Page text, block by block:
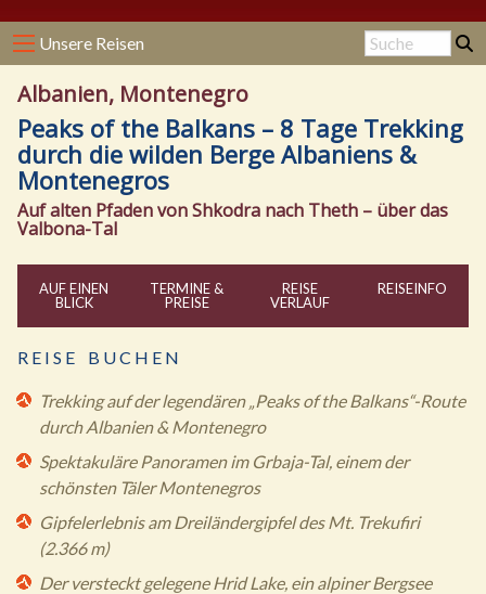
Unsere Reisen
Albanien, Montenegro
Peaks of the Balkans – 8 Tage Trekking
durch die wilden Berge Albaniens &
Montenegros
Auf alten Pfaden von Shkodra nach Theth – über das
Valbona-Tal
AUF EINEN
BLICK
TERMINE &
PREISE
REISE
VERLAUF
REISEINFO
R E I S E B U C H E N
Trekking auf der legendären „Peaks of the Balkans“-Route
durch Albanien & Montenegro
Spektakuläre Panoramen im Grbaja-Tal, einem der
schönsten Täler Montenegros
Gipfelerlebnis am Dreiländergipfel des Mt. Trekufiri
(2.366 m)
Der versteckt gelegene Hrid Lake, ein alpiner Bergsee